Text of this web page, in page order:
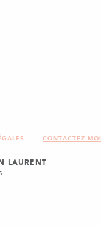
CONTACTEZ-MOI
LAURENT